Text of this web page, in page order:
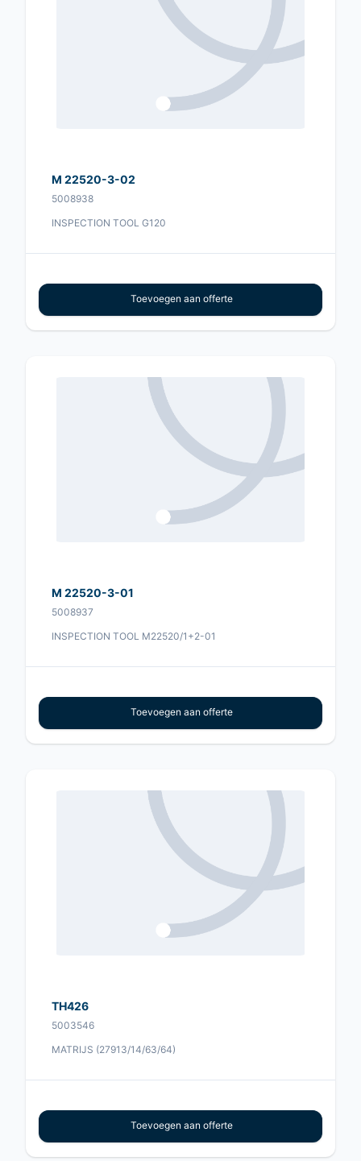
M 22520-3-02
5008938
INSPECTION TOOL G120
Toevoegen aan offerte
M 22520-3-01
5008937
INSPECTION TOOL M22520/1+2-01
Toevoegen aan offerte
TH426
5003546
MATRIJS (27913/14/63/64)
Toevoegen aan offerte